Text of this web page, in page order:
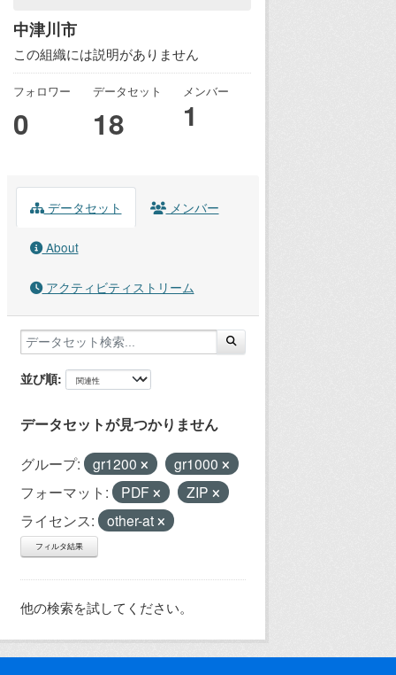
中津川市
この組織には説明がありません
フォロワー
0
データセット
18
メンバー
1
データセット メンバー
About
アクティビティストリーム
並び順
データセットが見つかりません
グループ: gr1200
gr1000
フォーマット:
PDF
ZIP
ライセンス:
other-at
フィルタ結果
他の検索を試してください。